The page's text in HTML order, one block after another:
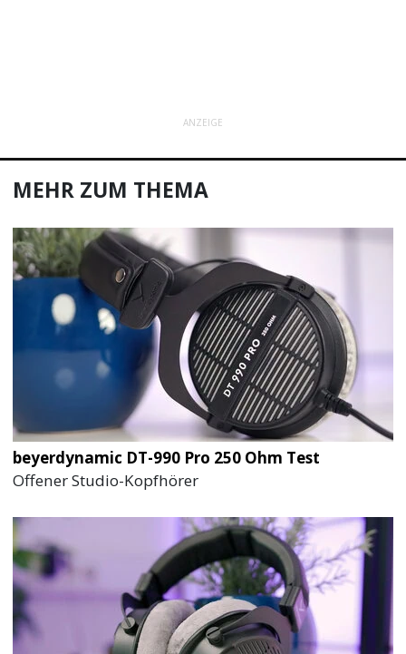
ANZEIGE
MEHR ZUM THEMA
beyerdynamic DT-990 Pro 250 Ohm Test
Offener Studio-Kopfhörer